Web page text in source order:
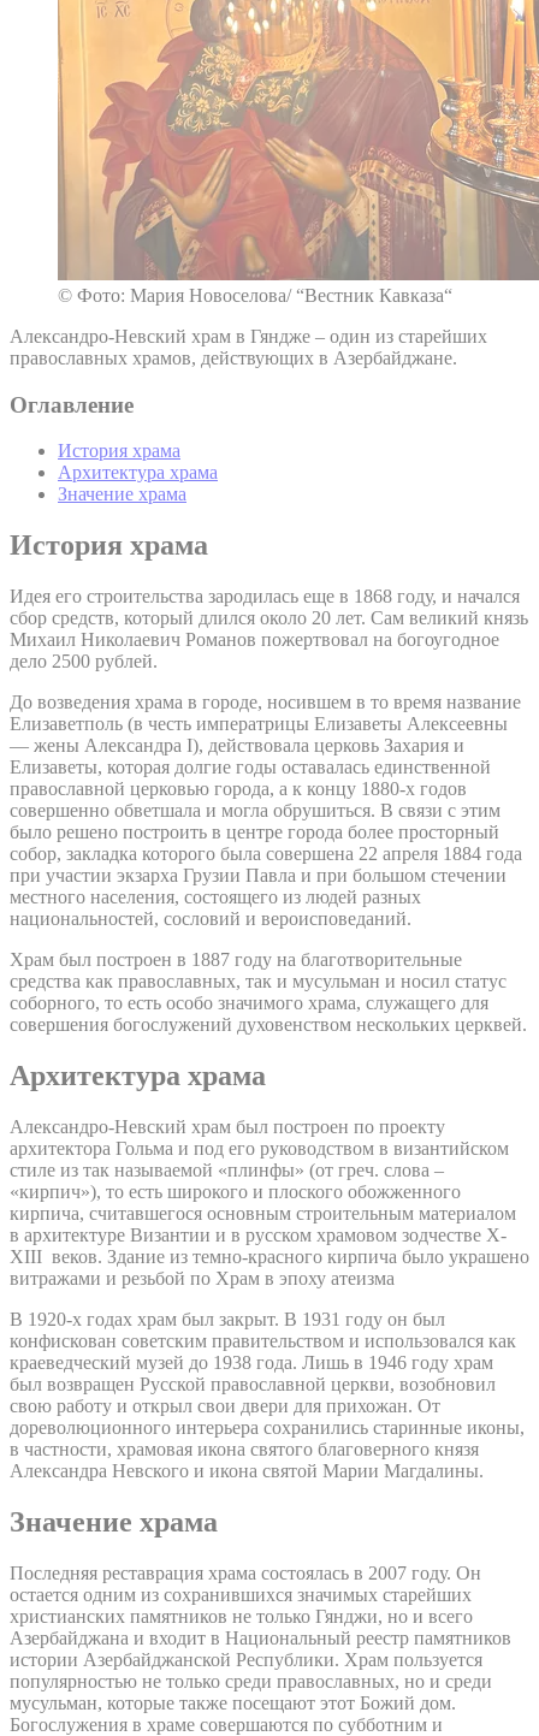
© Фото: Мария Новоселова/ “Вестник Кавказа“
Александро-Невский храм в Гяндже – один из старейших
православных храмов, действующих в Азербайджане.
Оглавление
История храма
Архитектура храма
Значение храма
История храма
Идея его строительства зародилась еще в 1868 году, и начался
сбор средств, который длился около 20 лет. Сам великий князь
Михаил Николаевич Романов пожертвовал на богоугодное
дело 2500 рублей.
До возведения храма в городе, носившем в то время название
Елизаветполь (в честь императрицы Елизаветы Алексеевны
— жены Александра I), действовала церковь Захария и
Елизаветы, которая долгие годы оставалась единственной
православной церковью города, а к концу 1880-х годов
совершенно обветшала и могла обрушиться. В связи с этим
было решено построить в центре города более просторный
собор, закладка которого была совершена 22 апреля 1884 года
при участии экзарха Грузии Павла и при большом стечении
местного населения, состоящего из людей разных
национальностей, сословий и вероисповеданий.
Храм был построен в 1887 году на благотворительные
средства как православных, так и мусульман и носил статус
соборного, то есть особо значимого храма, служащего для
совершения богослужений духовенством нескольких церквей.
Архитектура храма
Александро-Невский храм был построен по проекту
архитектора Гольма и под его руководством в византийском
стиле из так называемой «плинфы» (от греч. слова –
«кирпич»), то есть широкого и плоского обожженного
кирпича, считавшегося основным строительным материалом
в архитектуре Византии и в русском храмовом зодчестве X-
XIII веков. Здание из темно-красного кирпича было украшено
витражами и резьбой по Храм в эпоху атеизма
В 1920-х годах храм был закрыт. В 1931 году он был
конфискован советским правительством и использовался как
краеведческий музей до 1938 года. Лишь в 1946 году храм
был возвращен Русской православной церкви, возобновил
свою работу и открыл свои двери для прихожан. От
дореволюционного интерьера сохранились старинные иконы,
в частности, храмовая икона святого благоверного князя
Александра Невского и икона святой Марии Магдалины.
Значение храма
Последняя реставрация храма состоялась в 2007 году. Он
остается одним из сохранившихся значимых старейших
христианских памятников не только Гянджи, но и всего
Азербайджана и входит в Национальный реестр памятников
истории Азербайджанской Республики. Храм пользуется
популярностью не только среди православных, но и среди
мусульман, которые также посещают этот Божий дом.
Богослужения в храме совершаются по субботним и